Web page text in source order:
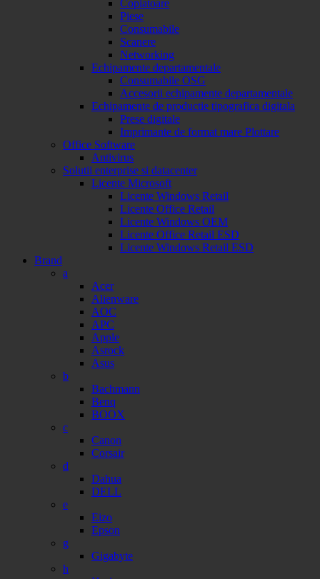
Copiatoare
Piese
Consumabile
Scanere
Networking
Echipamente departamentale
Consumabile OSG
Accesorii echipamente departamentale
Echipamente de productie tipografica digitala
Prese digitale
Imprimante de format mare Plottare
Office Software
Antivirus
Solutii enterprise si datacenter
Licente Microsoft
Licente Windows Retail
Licente Office Retail
Licente Windows OEM
Licente Office Retail ESD
Licente Windows Retail ESD
Brand
a
Acer
Alienware
AOC
APC
Apple
Asrock
Asus
b
Bachmann
Benq
BOOX
c
Canon
Corsair
d
Dahua
DELL
e
Eizo
Epson
g
Gigabyte
h